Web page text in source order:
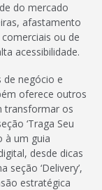
do mercado
afastamento
ou de
acessibilidade.
de negócio e
oferece outros
transformar os
‘Traga Seu
à um guia
desde dicas
seção ‘Delivery’,
estratégica